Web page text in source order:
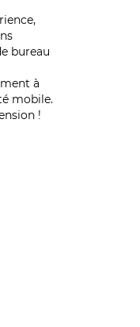
bureau
à
mobile.
!